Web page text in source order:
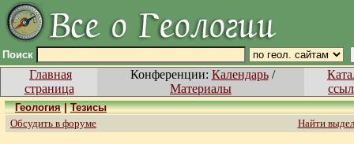
Поиск
Главная
страница
Конференции: Календарь/
Материалы
Геология|Тезисы
Обсудить в форуме
Найти